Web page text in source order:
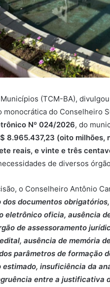
(TCM-BA),
monocrática do Conselheiro
Nº 024/2026, do
8.965.437,23 (oito milhões,
reais, e vinte e três
de diversos
o Conselheiro Antônio
dos documentos
eletrônico oficia, ausência
de assessoramento
ausência de memória
parâmetros de formação
insuficiência da
entre a justificativa